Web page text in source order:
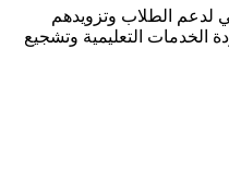
لدعم الطلاب وتزويدهم
الخدمات التعليمية وتشجيع